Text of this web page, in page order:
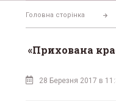
Головна сторінка
«Прихована
28 Березня 2017 в